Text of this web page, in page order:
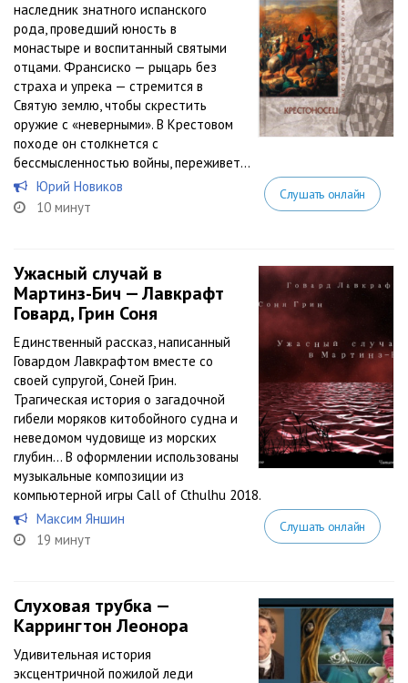
наследник знатного испанского
рода, проведший юность в
монастыре и воспитанный святыми
отцами. Франсиско — рыцарь без
страха и упрека — стремится в
Святую землю, чтобы скрестить
оружие с «неверными». В Крестовом
походе он столкнется с
бессмысленностью войны, переживет...
Юрий Новиков
10 минут
Слушать онлайн
Ужасный случай в
Мартинз-Бич — Лавкрафт
Говард, Грин Соня
Единственный рассказ, написанный
Говардом Лавкрафтом вместе со
своей супругой, Соней Грин.
Трагическая история о загадочной
гибели моряков китобойного судна и
неведомом чудовище из морских
глубин… В оформлении использованы
музыкальные композиции из
компьютерной игры Call of Cthulhu 2018.
Максим Яншин
19 минут
Слушать онлайн
Слуховая трубка —
Каррингтон Леонора
Удивительная история
эксцентричной пожилой леди